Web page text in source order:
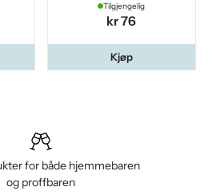
Tilgjengelig
kr 76
Kjøp
for både hjemmebaren
og proffbaren